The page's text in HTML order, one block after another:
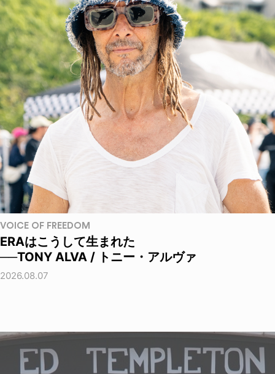
VOICE OF FREEDOM
ERAはこうして生まれた
──TONY ALVA / トニー・アルヴァ
2026.08.07